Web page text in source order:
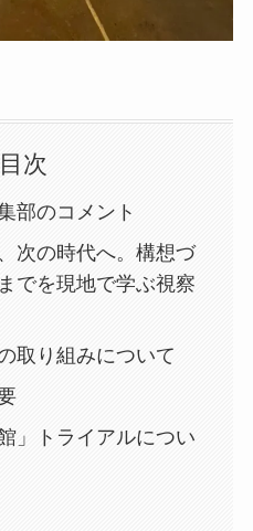
目次
部のコメント
次の時代へ。構想づ
でを現地で学ぶ視察
取り組みについて
」トライアルについ